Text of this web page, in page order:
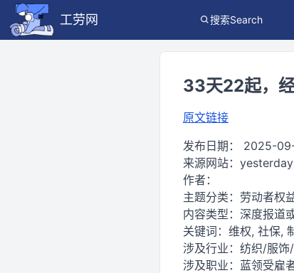
工劳网 搜索Search
33天22起，
原文链接
发布日期： 2025-
来源网站：
作者：
主题分类： 劳动者权
内容类型： 深度报道
关键词： 维权, 社保,
涉及行业： 纺织/服饰
涉及职业： 蓝领受雇